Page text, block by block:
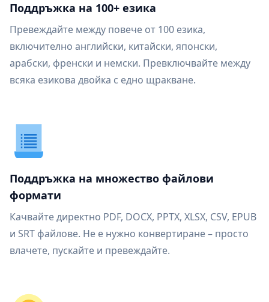
Поддръжка на 100+ езика
Превеждайте между повече от 100 езика,
включително английски, китайски, японски,
арабски, френски и немски. Превключвайте между
всяка езикова двойка с едно щракване.
Поддръжка на множество файлови
формати
Качвайте директно PDF, DOCX, PPTX, XLSX, CSV, EPUB
и SRT файлове. Не е нужно конвертиране – просто
влачете, пускайте и превеждайте.